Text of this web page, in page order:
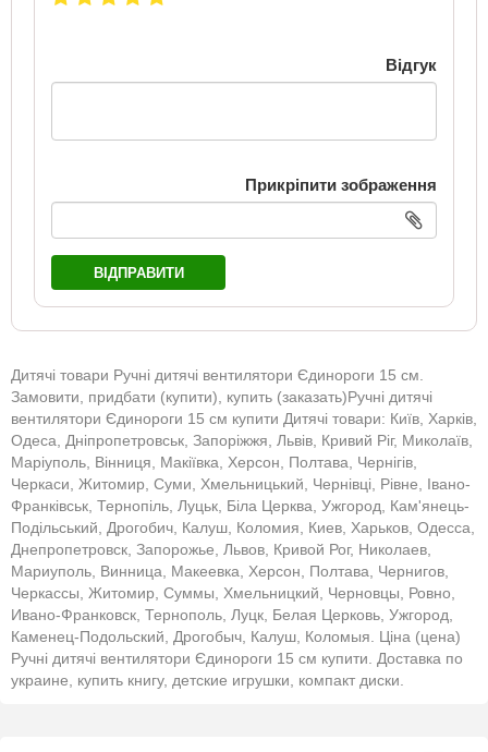
Відгук
Прикріпити зображення
ВІДПРАВИТИ
Дитячі товари Ручні дитячі вентилятори Єдинороги 15 см.
Замовити, придбати (купити), купить (заказать)Ручні дитячі
вентилятори Єдинороги 15 см купити Дитячі товари: Київ, Харків,
Одеса, Дніпропетровськ, Запоріжжя, Львів, Кривий Ріг, Миколаїв,
Маріуполь, Вінниця, Макіївка, Херсон, Полтава, Чернігів,
Черкаси, Житомир, Суми, Хмельницький, Чернівці, Рівне, Івано-
Франківськ, Тернопіль, Луцьк, Біла Церква, Ужгород, Кам'янець-
Подільський, Дрогобич, Калуш, Коломия, Киев, Харьков, Одесса,
Днепропетровск, Запорожье, Львов, Кривой Рог, Николаев,
Мариуполь, Винница, Макеевка, Херсон, Полтава, Чернигов,
Черкассы, Житомир, Суммы, Хмельницкий, Черновцы, Ровно,
Ивано-Франковск, Тернополь, Луцк, Белая Церковь, Ужгород,
Каменец-Подольский, Дрогобыч, Калуш, Коломыя. Ціна (цена)
Ручні дитячі вентилятори Єдинороги 15 см купити. Доставка по
украине, купить книгу, детские игрушки, компакт диски.